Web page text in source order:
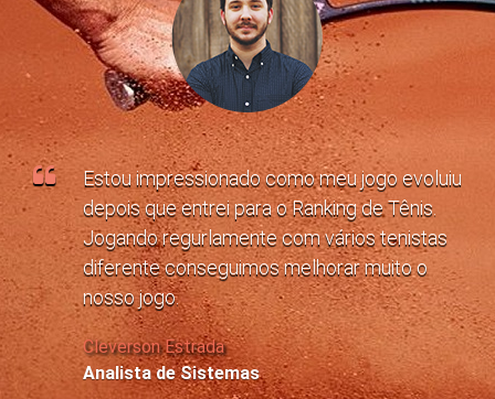
Estou impressionado como meu jogo evoluiu
depois que entrei para o Ranking de Tênis.
Jogando regurlamente com vários tenistas
diferente conseguimos melhorar muito o
nosso jogo.
Cleverson Estrada
Analista de Sistemas